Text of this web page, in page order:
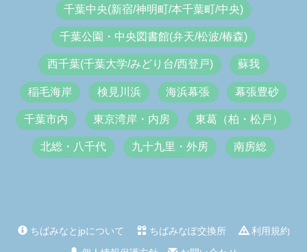
千葉中央(新宿/神明町/本千葉町/中央)
千葉公園・中央図書館(弁天/松波/椿森)
西千葉(千葉大学/みどり台/西登戸) 蘇我
稲毛海岸 検見川浜 海浜幕張 幕張豊砂
千葉市内 東京湾岸・内房 東葛（柏・松戸）
北総・八千代 九十九里・外房 南房総
ちばみなとjpについて ちばみなぽ交換所
利用規約